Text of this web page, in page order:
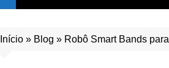
Início » Blog » Robô Smart Bands